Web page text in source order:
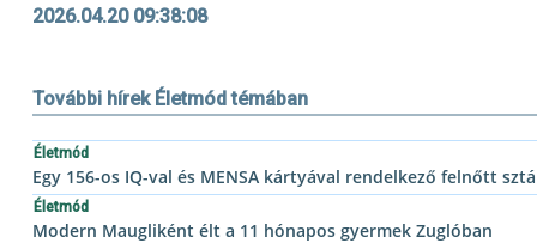
2026.04.20 09:38:08
További hírek Életmód témában
Életmód
Egy 156-os IQ-val és MENSA kártyával rendelkező felnőtt
Életmód
Modern Maugliként élt a 11 hónapos gyermek Zuglóban